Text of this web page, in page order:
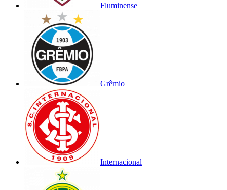
Fluminense
Grêmio
Internacional